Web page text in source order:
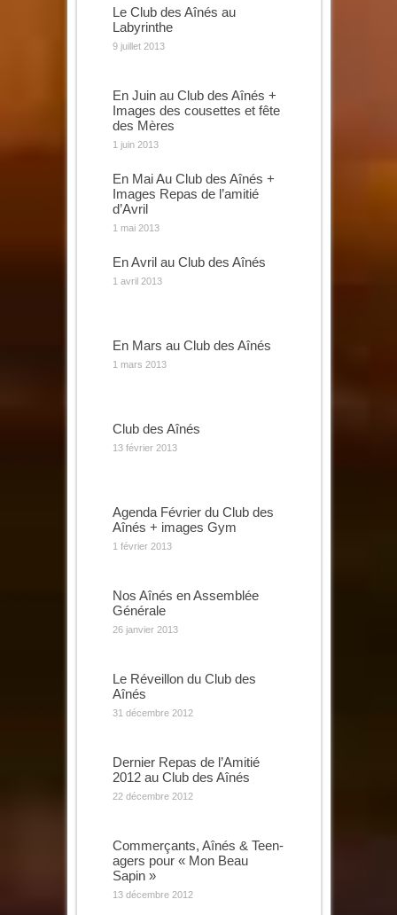
Le Club des Aînés au
Labyrinthe
9 juillet 2013
En Juin au Club des Aînés +
Images des cousettes et fête
des Mères
1 juin 2013
En Mai Au Club des Aînés +
Images Repas de l’amitié
d’Avril
1 mai 2013
En Avril au Club des Aînés
1 avril 2013
En Mars au Club des Aînés
1 mars 2013
Club des Aînés
13 février 2013
Agenda Février du Club des
Aînés + images Gym
1 février 2013
Nos Aînés en Assemblée
Générale
26 janvier 2013
Le Réveillon du Club des
Aînés
31 décembre 2012
Dernier Repas de l’Amitié
2012 au Club des Aînés
22 décembre 2012
Commerçants, Aînés & Teen-
agers pour « Mon Beau
Sapin »
13 décembre 2012